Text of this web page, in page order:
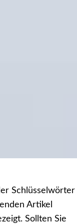
Schlüsselwörter
Artikel
Sollten Sie